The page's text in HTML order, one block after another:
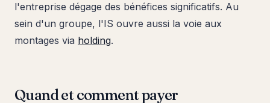
l'entreprise dégage des bénéfices significatifs. Au
sein d'un groupe, l'IS ouvre aussi la voie aux
montages via holding.
Quand et comment payer